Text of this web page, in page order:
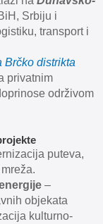
Srbiju i
transport i
Brčko distrikta
privatnim
održivom
puteva,
–
objekata
kulturno-